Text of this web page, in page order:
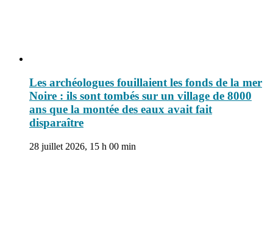
Les archéologues fouillaient les fonds de la mer
Noire : ils sont tombés sur un village de 8000
ans que la montée des eaux avait fait
disparaître
28 juillet 2026, 15 h 00 min